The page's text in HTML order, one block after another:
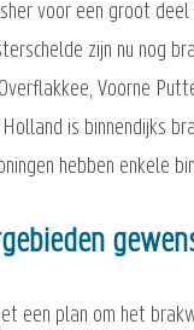
voor een groot
zijn nu nog
Voorne
is binnendijks
hebben enkele
een plan om het